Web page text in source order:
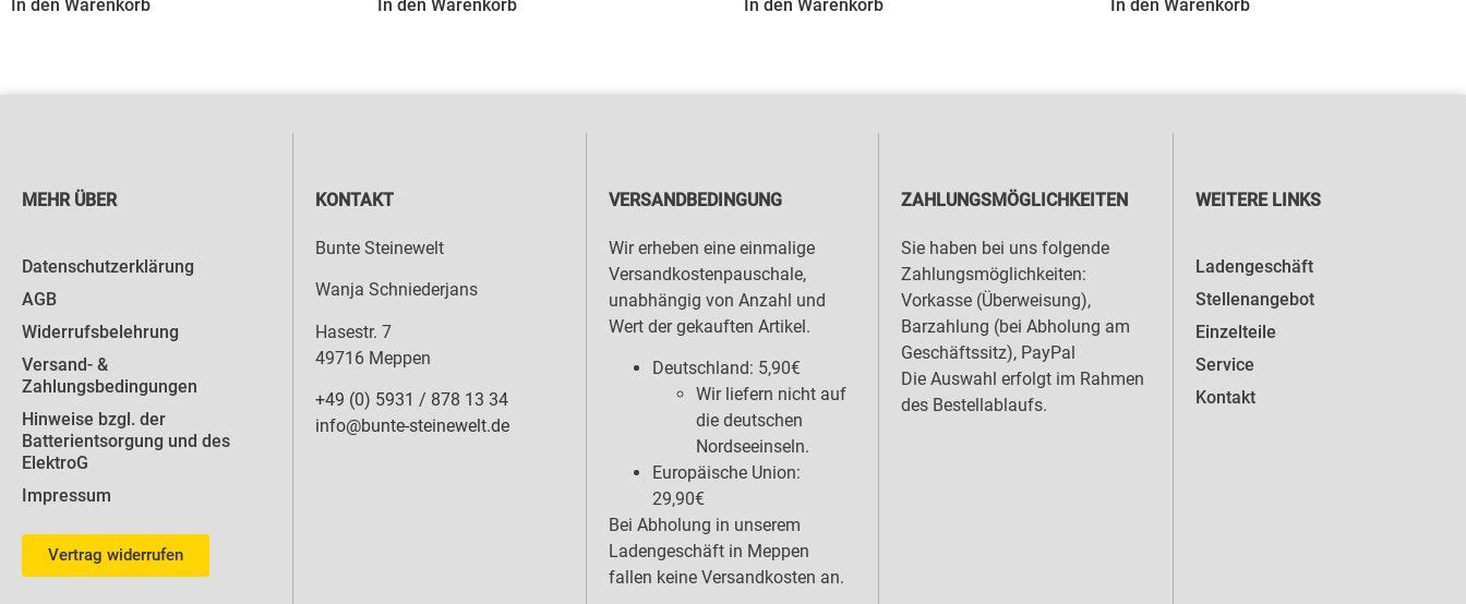
In den Warenkorb In den Warenkorb In den Warenkorb In den Warenkorb
MEHR ÜBER
Datenschutzerklärung
AGB
Widerrufsbelehrung
Versand- &
Zahlungsbedingungen
Hinweise bzgl. der
Batterientsorgung und des
ElektroG
Impressum
Vertrag widerrufen
KONTAKT
Bunte Steinewelt
Wanja Schniederjans
Hasestr. 7
49716 Meppen
+49 (0) 5931 / 878 13 34
info@bunte-steinewelt.de
VERSANDBEDINGUNG
Wir erheben eine einmalige
Versandkostenpauschale,
unabhängig von Anzahl und
Wert der gekauften Artikel.
Deutschland: 5,90€
Wir liefern nicht auf
die deutschen
Nordseeinseln.
Europäische Union:
29,90€
Bei Abholung in unserem
Ladengeschäft in Meppen
fallen keine Versandkosten an.
ZAHLUNGSMÖGLICHKEITEN
Sie haben bei uns folgende
Zahlungsmöglichkeiten:
Vorkasse (Überweisung),
Barzahlung (bei Abholung am
Geschäftssitz), PayPal
Die Auswahl erfolgt im Rahmen
des Bestellablaufs.
WEITERE LINKS
Ladengeschäft
Stellenangebot
Einzelteile
Service
Kontakt